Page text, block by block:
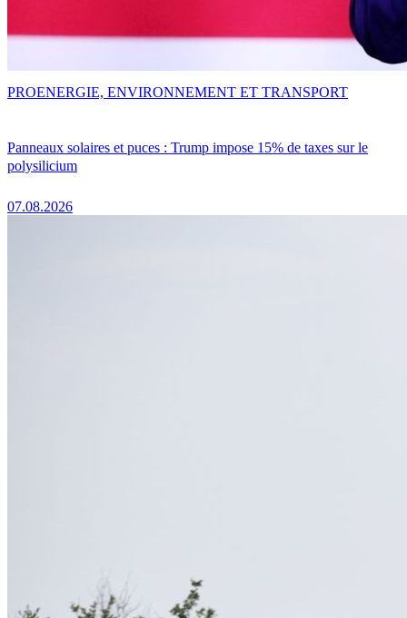
Panneaux solaires et puces : Trump impose 15% de taxes sur le
polysilicium
07.08.2026
PROENERGIE, ENVIRONNEMENT ET TRANSPORT